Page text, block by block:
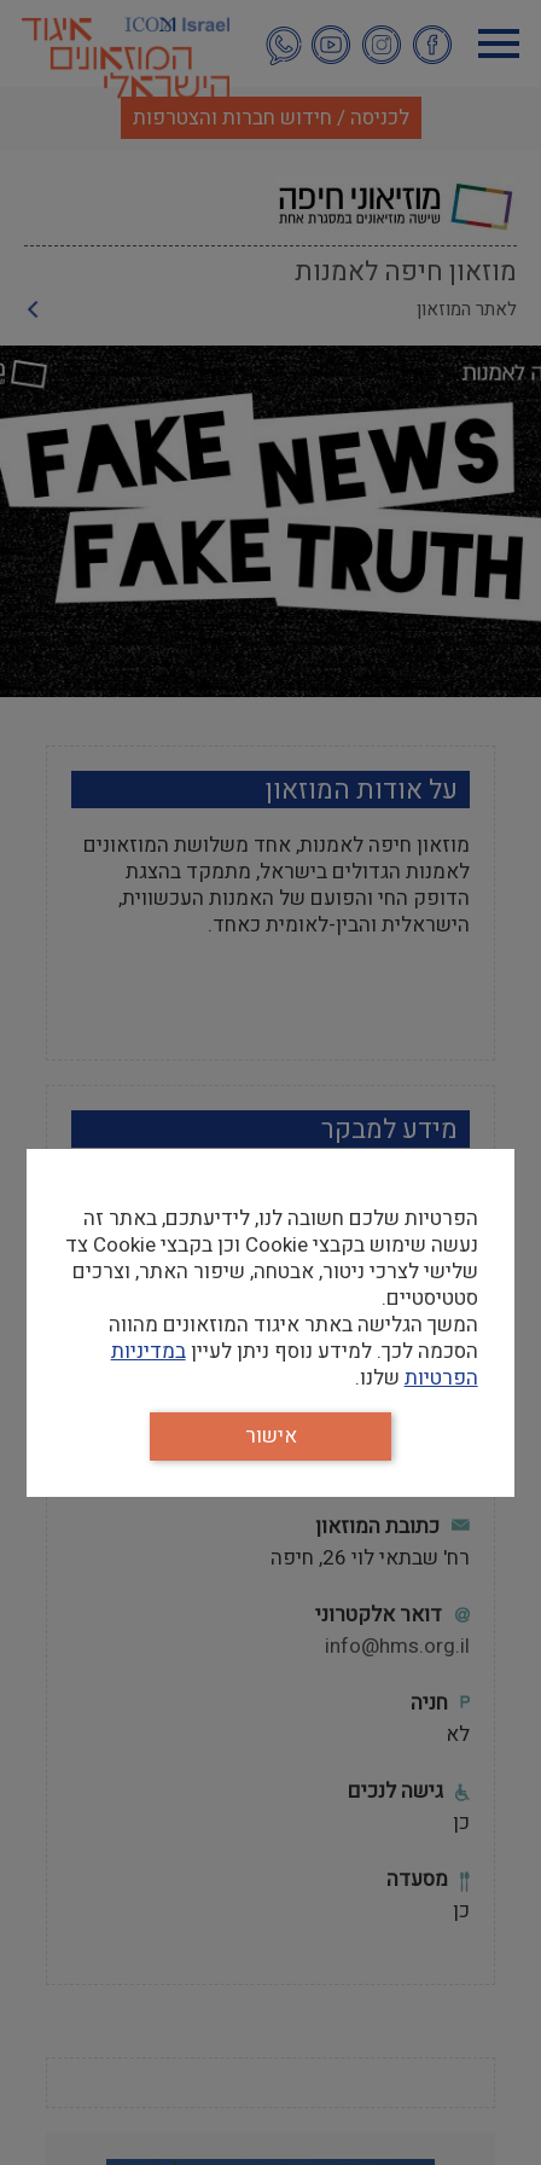
לתוכן
העיקרי
לכניסה / חידוש חברות והצטרפות
מוזאון חיפה לאמנות
לאתר המוזאון
על אודות המוזאון
מוזאון חיפה לאמנות, אחד משלושת המוזאונים
לאמנות הגדולים בישראל, מתמקד בהצגת
הדופק החי והפועם של האמנות העכשווית,
הישראלית והבין-לאומית כאחד.
מידע למבקר
א' - ד': 10:00-16:00, ה': 16:00-19:00, ו':
10:00-13:00, שבת: 10:00-15:00. יש להתעדכן
מול האתר הרשמי לפני הגעה.
אתר
http://www.hma.org.il
04-9115997
כתובת המוזאון
רח' שבתאי לוי 26, חיפה
דואר אלקטרוני
info@hms.org.il
חניה
לא
גישה לנכים
כן
מסעדה
כן
הפרטיות שלכם חשובה לנו, לידיעתכם, באתר זה
נעשה שימוש בקבצי Cookie וכן בקבצי Cookie צד
שלישי לצרכי ניטור, אבטחה, שיפור האתר, וצרכים
סטטיסטיים.
המשך הגלישה באתר איגוד המוזאונים מהווה
הסכמה לכך. למידע נוסף ניתן לעייןבמדיניות
הפרטיות שלנו.
אישור